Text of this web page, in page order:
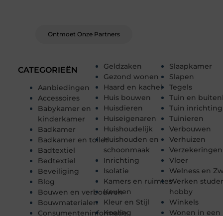
CATEGORIEËN
Aanbiedingen
Accessoires
Babykamer en
kinderkamer
Badkamer
Badkamer en toilet
Badtextiel
Bedtextiel
Beveiliging
Blog
Bouwen en verbouwen
Bouwmaterialen
Consumenteninformatie
Geldzaken
Gezond wonen
Haard en kachel
Huis bouwen
Huisdieren
Huiseigenaren
Huishoudelijk
Huishouden en
schoonmaak
Inrichting
Isolatie
Kamers en ruimtes
Keuken
Kleur en Stijl
Koeling
Slaapkamer
Slapen
Tegels
Tuin en
Tuin inrichting
Tuinieren
Verbouwen
Verhuizen
Verzekeringen
Vloer
Welness en
Werken
hobby
Winkels
Wonen in een
Ontmoet Onze Partners